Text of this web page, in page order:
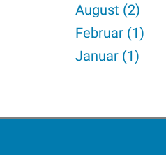
August (2)
Februar (1)
Januar (1)